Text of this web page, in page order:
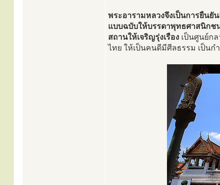
พระอารามหลวงจึงเป็นการยืน
แบบฉบับให้บรรดาพุทธศาสนิกช
สถานให้เจริญรุ่งเรือง เป็นศูนย์ก
ไทย ให้เป็นคนดีมีศีลธรรม เป็นก